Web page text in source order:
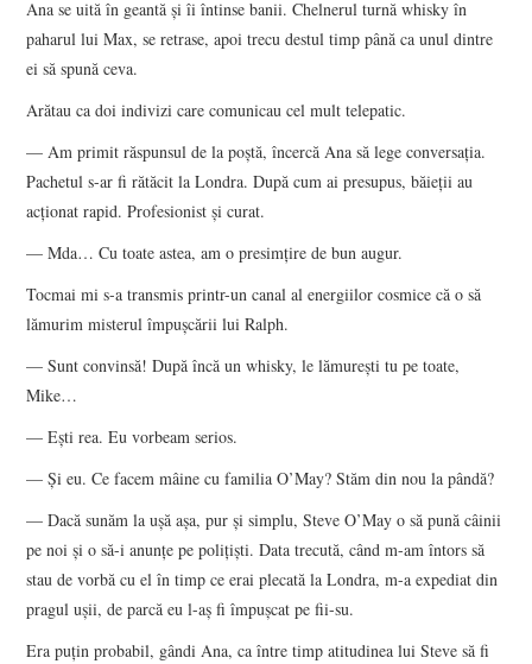
Ana se uită în geantă şi îi întinse banii. Chelnerul turnă whisky în
paharul lui Max, se retrase, apoi trecu destul timp până ca unul dintre
ei să spună ceva.
Arătau ca doi indivizi care comunicau cel mult telepatic.
— Am primit răspunsul de la poştă, încercă Ana să lege conversaţia.
Pachetul s-ar fi rătăcit la Londra. După cum ai presupus, băieţii au
acţionat rapid. Profesionist şi curat.
— Mda… Cu toate astea, am o presimţire de bun augur.
Tocmai mi s-a transmis printr-un canal al energiilor cosmice că o să
lămurim misterul împuşcării lui Ralph.
— Sunt convinsă! După încă un whisky, le lămureşti tu pe toate,
Mike…
— Eşti rea. Eu vorbeam serios.
— Şi eu. Ce facem mâine cu familia O’May? Stăm din nou la pândă?
— Dacă sunăm la uşă aşa, pur şi simplu, Steve O’May o să pună câinii
pe noi şi o să-i anunţe pe poliţişti. Data trecută, când m-am întors să
stau de vorbă cu el în timp ce erai plecată la Londra, m-a expediat din
pragul uşii, de parcă eu l-aş fi împuşcat pe fii-su.
Era puţin probabil, gândi Ana, ca între timp atitudinea lui Steve să fi